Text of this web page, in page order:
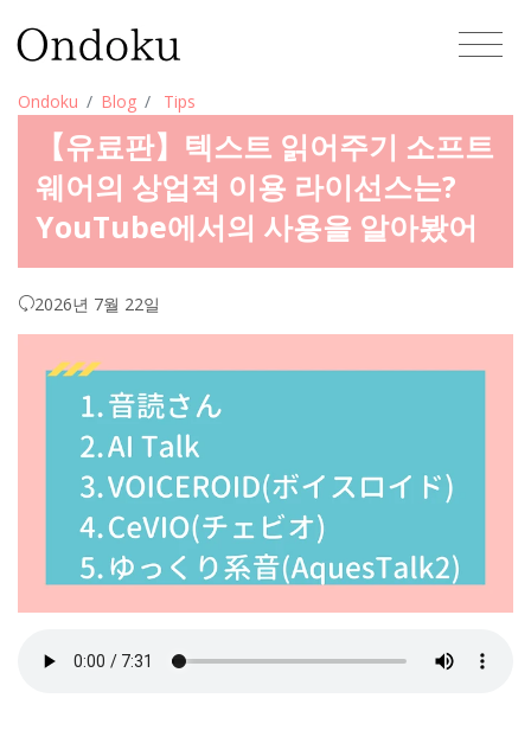
Ondoku Blog Tips
【유료판】텍스트 읽어주기 소프트
웨어의 상업적 이용 라이선스는?
YouTube에서의 사용을 알아봤어
2026년 7월 22일